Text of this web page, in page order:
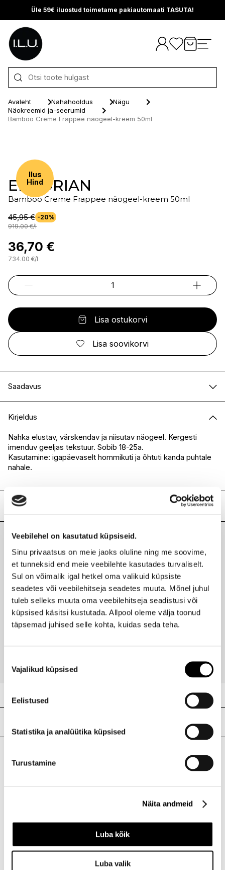
Veebilehel on kasutatud küpsiseid.
Sinu privaatsus on meie jaoks oluline ning me soovime,
et tunneksid end meie veebilehte kasutades turvaliselt.
Sul on võimalik igal hetkel oma valikuid küpsiste
seadetes või veebilehitseja seadetes muuta. Mõnel juhul
tuleb selleks muuta oma veebilehitseja seadistusi või
küpsised käsitsi kustutada. Allpool oleme välja toonud
täpsemad juhised selle kohta, kuidas seda teha.
valik
Vajalikud küpsised
Eelistused
Statistika ja analüütika küpsised
Turustamine
Näita andmeid
Luba kõik
Luba valik
Üle 59€ iluostud toimetame pakiautomaati TASUTA!
Otse sisu juurde
Avaleht Nahahooldus
Nägu
Näokreemid ja-seerumid
Bamboo Creme Frappee näogeel-kreem 50ml
Ilus
Hind
ERBORIAN
Bamboo Creme Frappee näogeel-kreem 50ml
45,95 € -20%
919.00 €/l
36,70 €
734.00 €/l
Lisa ostukorvi
Lisa soovikorvi
Saadavus
I.L.U. Kristiine
I.L.U. Ülemiste
Ei ole saadaval
I.L.U. Rocca
Ei ole saadaval
I.L.U. Lõunakeskus
Ei ole saadaval
Kirjeldus
Nahka elustav, värskendav ja niisutav näogeel. Kergesti
imenduv geeljas tekstuur. Sobib 18-25a.
Kasutamine: igapäevaselt hommikuti ja õhtuti kanda puhtale
nahale.
Lisainfo
Laokood
H0167456
Ribakood
8809255781106
Viimati vaadatud tooted
Ilus
ERBORIAN
Bamboo Creme Frappee näogeel-kreem 50ml
I.L.U. Kristiine
I.L.U. Rocca al Mare
Rocca al Mare Kaubanduskeskus